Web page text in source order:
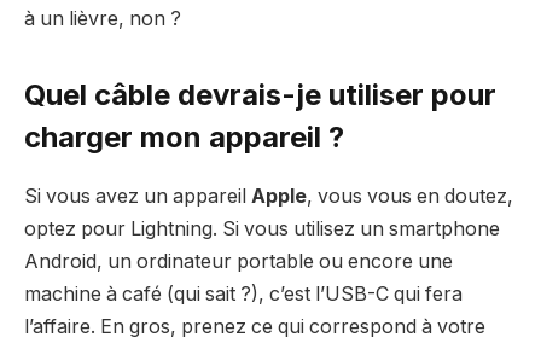
à un lièvre, non ?
Quel câble devrais-je utiliser pour
charger mon appareil ?
Si vous avez un appareil Apple, vous vous en doutez,
optez pour Lightning. Si vous utilisez un smartphone
Android, un ordinateur portable ou encore une
machine à café (qui sait ?), c’est l’USB-C qui fera
l’affaire. En gros, prenez ce qui correspond à votre